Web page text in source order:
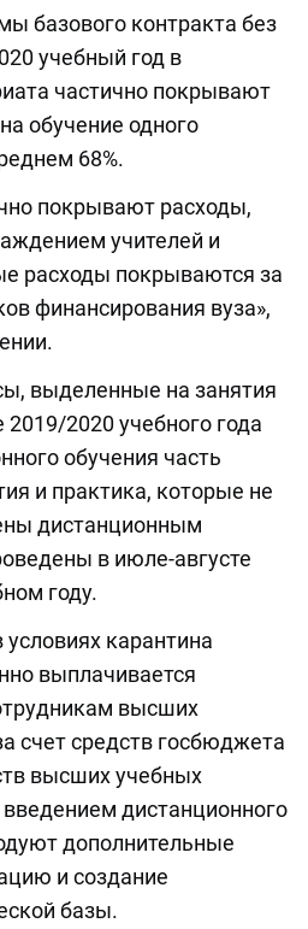
базового контракта без
учебный год в
частично покрывают
обучение одного
68%.
покрывают расходы,
учителей и
расходы покрываются за
финансирования вуза»,
выделенные на занятия
2020 учебного года
обучения часть
и практика, которые не
дистанционным
в июле-августе
году.
карантина
выплачивается
высших
счет средств госбюджета
высших учебных
дистанционного
дополнительные
и создание
базы.